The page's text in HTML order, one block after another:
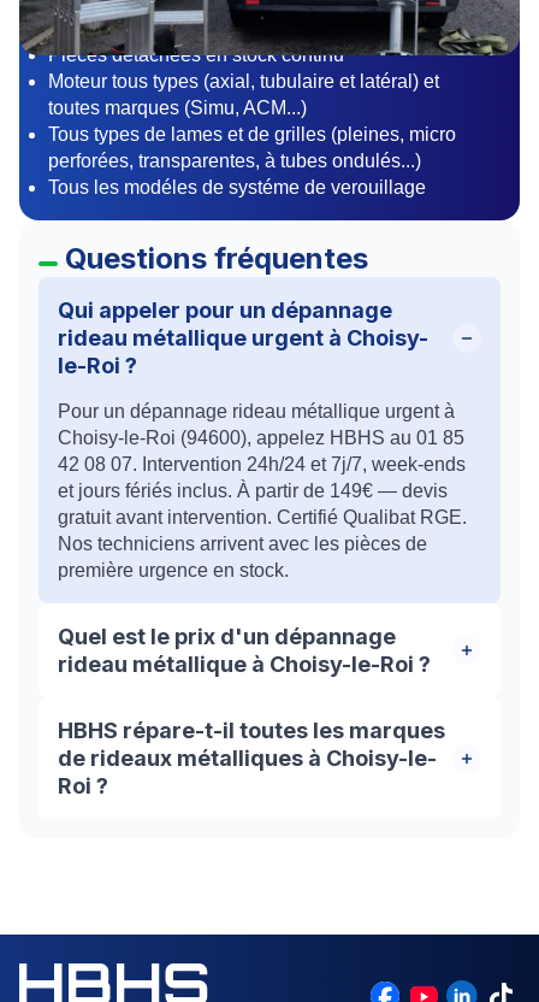
Matériel pro et certifié
Pièces détachées en stock continu
Moteur tous types (axial, tubulaire et latéral) et
toutes marques (Simu, ACM...)
Tous types de lames et de grilles (pleines, micro
perforées, transparentes, à tubes ondulés...)
Tous les modéles de systéme de verouillage
Questions fréquentes
Qui appeler pour un dépannage
rideau métallique urgent à Choisy-
le-Roi ?
Pour un dépannage rideau métallique urgent à
Choisy-le-Roi (94600), appelez HBHS au 01 85
42 08 07. Intervention 24h/24 et 7j/7, week-ends
et jours fériés inclus. À partir de 149€ — devis
gratuit avant intervention. Certifié Qualibat RGE.
Nos techniciens arrivent avec les pièces de
première urgence en stock.
Quel est le prix d'un dépannage
rideau métallique à Choisy-le-Roi ?
À Choisy-le-Roi, un dépannage de rideau
métallique coûte à partir de 149 €, déplacement
inclus. Le tarif final dépend du type de panne, des
HBHS répare-t-il toutes les marques
de rideaux métalliques à Choisy-le-
Roi ?
embarquent en permanence les pièces standards